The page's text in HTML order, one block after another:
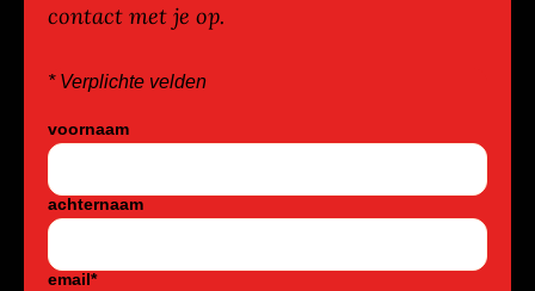
contact met je op.
* Verplichte velden
voornaam
achternaam
email*